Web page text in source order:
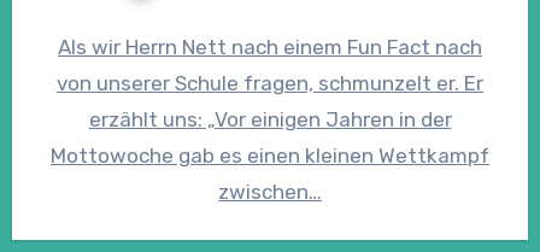
Als wir Herrn Nett nach einem Fun Fact nach
von unserer Schule fragen, schmunzelt er. Er
erzählt uns: „Vor einigen Jahren in der
Mottowoche gab es einen kleinen Wettkampf
zwischen…